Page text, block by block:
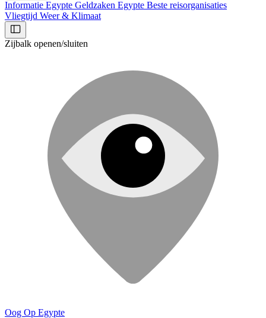
Informatie Egypte Geldzaken Egypte Beste reisorganisaties
Vliegtijd Weer & Klimaat
Zijbalk openen/sluiten
Oog Op Egypte